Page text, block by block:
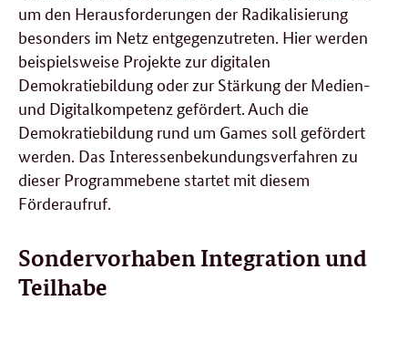
um den Herausforderungen der Radikalisierung
besonders im Netz entgegenzutreten. Hier werden
beispielsweise Projekte zur digitalen
Demokratiebildung oder zur Stärkung der Medien-
und Digitalkompetenz gefördert. Auch die
Demokratiebildung rund um Games soll gefördert
werden. Das Interessenbekundungsverfahren zu
dieser Programmebene startet mit diesem
Förderaufruf.
Sondervorhaben Integration und
Teilhabe